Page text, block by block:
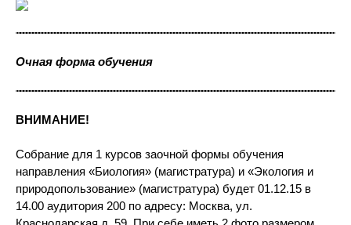
Очная форма обучения
ВНИМАНИЕ!
Собрание для 1 курсов заочной формы обучения
направления «Биология» (магистратура) и «Экология и
природопользование» (магистратура) будет 01.12.15 в
14.00 аудитория 200 по адресу: Москва, ул.